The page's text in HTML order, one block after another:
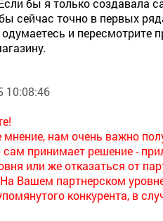
бы я только создавала
сейчас точно в первых
и пересмотрите
10:08:46
нам очень важно
принимает решение -
или же отказаться от
Вашем партнерском
конкурента, в